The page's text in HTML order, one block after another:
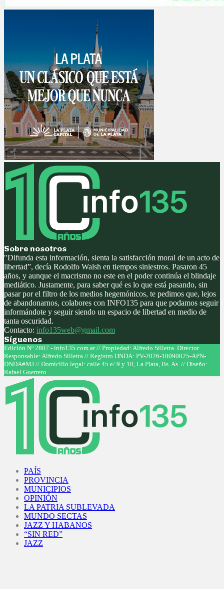
Sobre nosotros
"Difunda esta información, sienta la satisfacción moral de un acto de
libertad”, decía Rodolfo Walsh en tiempos siniestros. Pasaron 45
años, y aunque el macrismo no este en el poder continúa el blindaje
mediático. Justamente, para saber qué es lo que está pasando, sin
pasar por el filtro de los medios hegemónicos, te pedimos que, lejos
de abandonarnos, colabores con INFO135 para que podamos seguir
informándote y seguir siendo un espacio de libertad en medio de
tanta oscuridad.
Contacto: info135web@gmail.com
Síguenos
Facebook
Twitter
Instagram
Youtube
Edición Nº 2807 - info135.com.ar // Propiedad: Alfredo Silletta. Director
Responsable: Alfredo Silletta // Registro DNDA: PV-2026-10090025-APN-
DNDA#MJ // Domicilio legal: calle 45 e/ 9 y 10, La Plata, Bs. As. // Diseño:
Rafael Guerrero
PAÍS
PROVINCIA
MUNICIPIOS
OPINIÓN
LA PATRIA SUBLEVADA
MUNDO SECTAS
JAZZ Y HABANOS
“SIN RED”
JAZZ